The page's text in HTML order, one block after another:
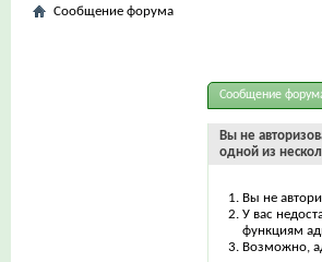
Сообщение форума
Сообщение
Вы не
одной из
Вы не
У вас
функциям
Возможно,